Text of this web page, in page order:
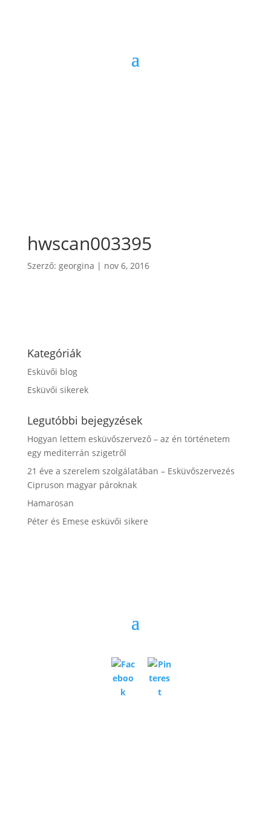
hwscan003395
Szerző: georgina | nov 6, 2016
Kategóriák
Esküvői blog
Esküvői sikerek
Legutóbbi bejegyzések
Hogyan lettem esküvőszervező – az én történetem
egy mediterrán szigetről
21 éve a szerelem szolgálatában – Esküvőszervezés
Cipruson magyar pároknak
Hamarosan
Péter és Emese esküvői sikere